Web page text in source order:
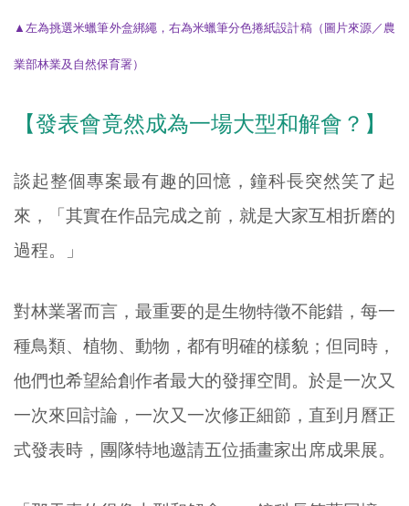
▲左為挑選米蠟筆外盒綁繩，右為米蠟筆分色捲紙設計稿（圖片來源／農
業部林業及自然保育署）
【發表會竟然成為一場大型和解會？】
談起整個專案最有趣的回憶，鐘科長突然笑了起
來，「其實在作品完成之前，就是大家互相折磨的
過程。」
對林業署而言，最重要的是生物特徵不能錯，每一
種鳥類、植物、動物，都有明確的樣貌；但同時，
他們也希望給創作者最大的發揮空間。於是一次又
一次來回討論，一次又一次修正細節，直到月曆正
式發表時，團隊特地邀請五位插畫家出席成果展。